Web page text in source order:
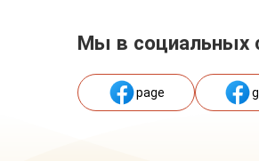
Мы в социальных
page